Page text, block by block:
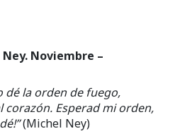
Noviembre –
dé la orden de fuego,
Esperad mi orden,
(Michel Ney)